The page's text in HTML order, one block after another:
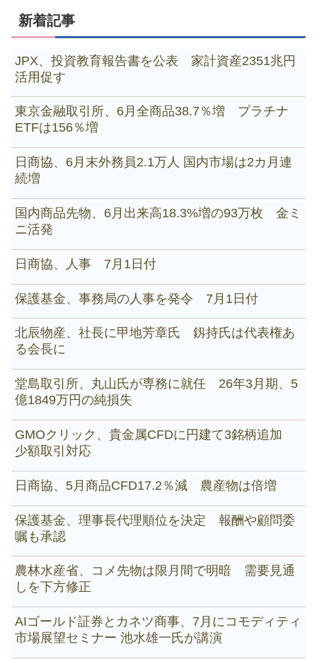
新着記事
JPX、投資教育報告書を公表 家計資産2351兆円
活用促す
東京金融取引所、6月全商品38.7％増 プラチナ
ETFは156％増
日商協、6月末外務員2.1万人 国内市場は2カ月連
続増
国内商品先物、6月出来高18.3%増の93万枚 金ミ
ニ活発
日商協、人事 7月1日付
保護基金、事務局の人事を発令 7月1日付
北辰物産、社長に甲地芳章氏 釼持氏は代表権あ
る会長に
堂島取引所、丸山氏が専務に就任 26年3月期、5
億1849万円の純損失
GMOクリック、貴金属CFDに円建て3銘柄追加
少額取引対応
日商協、5月商品CFD17.2％減 農産物は倍増
保護基金、理事長代理順位を決定 報酬や顧問委
嘱も承認
農林水産省、コメ先物は限月間で明暗 需要見通
しを下方修正
AIゴールド証券とカネツ商事、7月にコモディティ
市場展望セミナー 池水雄一氏が講演